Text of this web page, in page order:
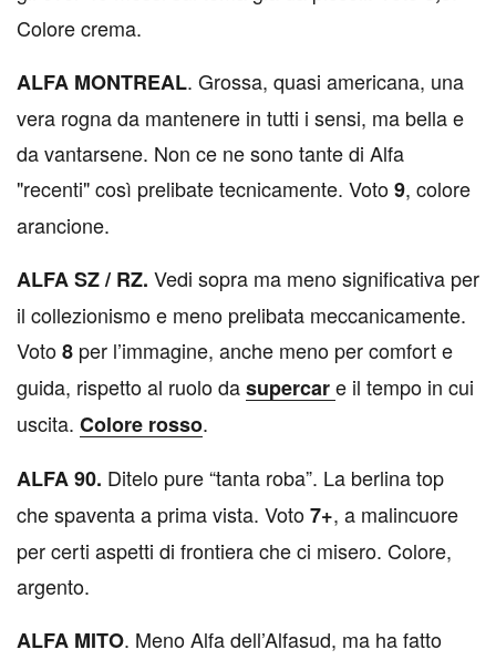
Colore crema.
ALFA MONTREAL. Grossa, quasi americana, una
vera rogna da mantenere in tutti i sensi, ma bella e
da vantarsene. Non ce ne sono tante di Alfa
"recenti" così prelibate tecnicamente. Voto9, colore
arancione.
ALFA SZ / RZ. Vedi sopra ma meno significativa per
il collezionismo e meno prelibata meccanicamente.
Voto8 per l’immagine, anche meno per comfort e
guida, rispetto al ruolo dasupercare il tempo in cui
uscita. Colore rosso.
ALFA 90. Ditelo pure “tanta roba”. La berlina top
che spaventa a prima vista. Voto7+, a malincuore
per certi aspetti di frontiera che ci misero. Colore,
argento.
ALFA MITO. Meno Alfa dell’Alfasud, ma ha fatto